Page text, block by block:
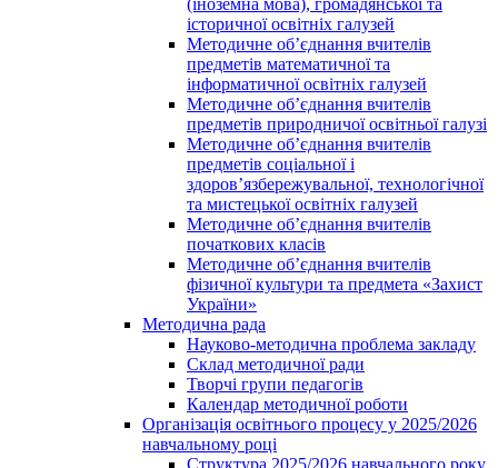
(іноземна мова), громадянської та
історичної освітніх галузей
Методичне об’єднання вчителів
предметів математичної та
інформатичної освітніх галузей
Методичне об’єднання вчителів
предметів природничої освітньої галузі
Методичне об’єднання вчителів
предметів соціальної і
здоров’язбережувальної, технологічної
та мистецької освітніх галузей
Методичне об’єднання вчителів
початкових класів
Методичне об’єднання вчителів
фізичної культури та предмета «Захист
України»
Методична рада
Науково-методична проблема закладу
Склад методичної ради
Творчі групи педагогів
Календар методичної роботи
Організація освітнього процесу у 2025/2026
навчальному році
Структура 2025/2026 навчального року